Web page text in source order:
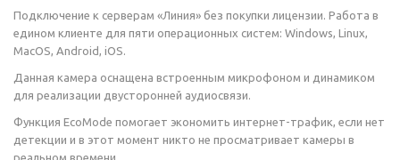
Подключение к серверам «Линия» без покупки лицензии. Работа в
едином клиенте для пяти операционных систем: Windows, Linux,
MacOS, Android, iOS.
Данная камера оснащена встроенным микрофоном и динамиком
для реализации двусторонней аудиосвязи.
Функция EcoMode помогает экономить интернет-трафик, если нет
детекции и в этот момент никто не просматривает камеры в
реальном времени.